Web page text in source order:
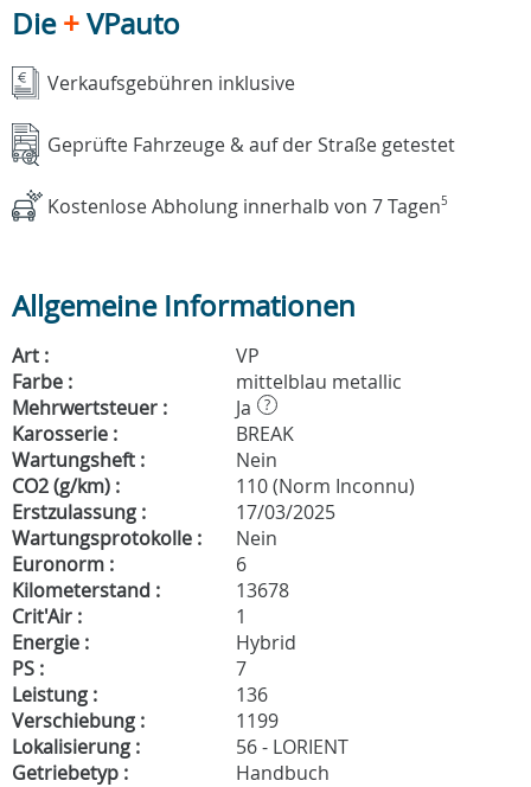
Die+VPauto
Verkaufsgebühren inklusive
Geprüfte Fahrzeuge & auf der Straße getestet
Kostenlose Abholung innerhalb von 7 Tagen5
Allgemeine Informationen
Art :
VP
Farbe :
mittelblau metallic
Mehrwertsteuer :
Ja ?
Karosserie :
BREAK
Wartungsheft :
Nein
CO2 (g/km) :
110 (Norm Inconnu)
Erstzulassung :
17/03/2025
Wartungsprotokolle :
Nein
Euronorm :
6
Kilometerstand :
13678
Crit'Air :
1
Energie :
Hybrid
PS :
7
Leistung :
136
Verschiebung :
1199
Lokalisierung :
56 - LORIENT
Getriebetyp :
Handbuch